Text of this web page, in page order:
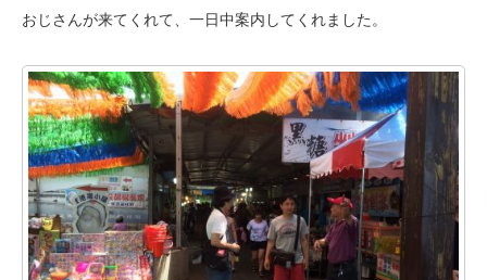
おじさんが来てくれて、一日中案内してくれました。